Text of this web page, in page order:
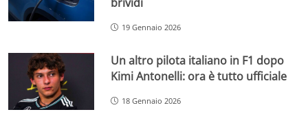
19 Gennaio 2026
Un altro pilota italiano in F1 dopo
Kimi Antonelli: ora è tutto ufficiale
18 Gennaio 2026